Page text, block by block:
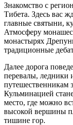
Знакомство с
Тибета. Здесь вас
главные святыни,
Атмосферу
монастырях
традиционные
Далее дорога
перевалы, ледники
путешественникам
Кульминацией
место, где можно
высокой вершины
тишине гор.